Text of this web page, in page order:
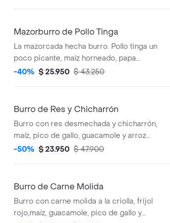
Mazorburro de Pollo Tinga
La mazorcada hecha burro. Pollo tinga un
poco picante, maíz horneado, papa
fosforito, queso mozzarella y salsa MUY
-40% $ 25.950 $ 43.250
Burro de Res y Chicharrón
Burro con res desmechada y chicharrón,
maíz, pico de gallo, guacamole y arroz
blanco en tortilla de harina de trigo *
-50% $ 23.950 $ 47.900
Burro de Carne Molida
Burro con carne molida a la criolla, frijol
rojo,maíz, guacamole, pico de gallo y